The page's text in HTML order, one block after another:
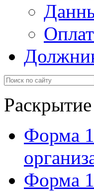
Форма
Форма